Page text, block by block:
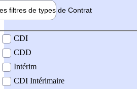
filtres de types de Contrat
contrat
CDI
CDD
Intérim
CDI Intérimaire